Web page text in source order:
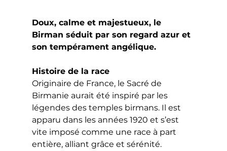
Doux, calme et majestueux, le
Birman séduit par son regard azur et
son tempérament angélique.
Histoire de la race
Originaire de France, le Sacré de
Birmanie aurait été inspiré par les
légendes des temples birmans. Il est
apparu dans les années 1920 et s’est
vite imposé comme une race à part
entière, alliant grâce et sérénité.